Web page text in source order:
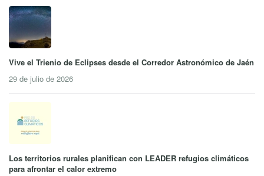
Vive el Trienio de Eclipses desde el Corredor Astronómico de Jaén
29 de julio de 2026
Los territorios rurales planifican con LEADER refugios climáticos
para afrontar el calor extremo